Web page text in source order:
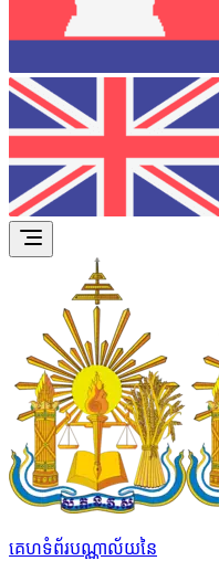
គេហទំព័របណ្ណាល័យនៃ